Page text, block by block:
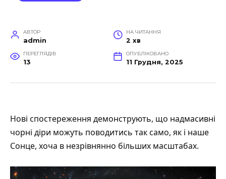
АВТОР
admin
НА ЧИТАННЯ
2 хв
ПЕРЕГЛЯДІВ
13
ОПУБЛІКОВАНО
11 Грудня, 2025
Нові спостереження демонструють, що надмасивні
чорні діри можуть поводитись так само, як і наше
Сонце, хоча в незрівнянно більших масштабах.